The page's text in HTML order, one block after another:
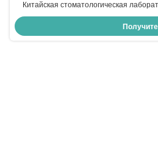
Китайская стоматологическая
винт удержанный или